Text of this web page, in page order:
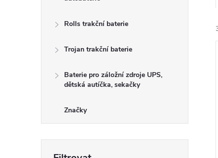
Rolls trakční baterie
Trojan trakční baterie
Baterie pro záložní zdroje UPS,
dětská autíčka, sekačky
Značky
a